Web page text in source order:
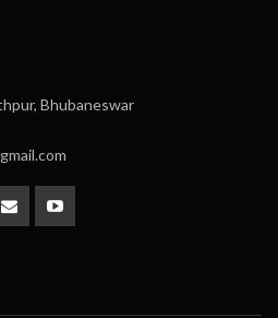
Bhubaneswar